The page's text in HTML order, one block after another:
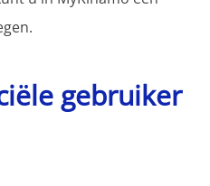
gebruiker